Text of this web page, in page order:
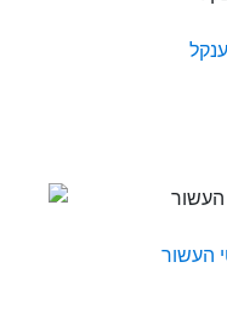
העשור